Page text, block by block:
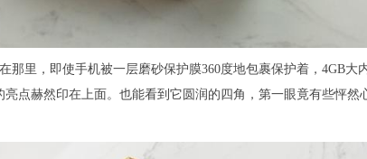
那里，即使手机被一层磨砂保护膜360度地包裹保护着，4GB大
点赫然印在上面。也能看到它圆润的四角，第一眼竟有些怦然